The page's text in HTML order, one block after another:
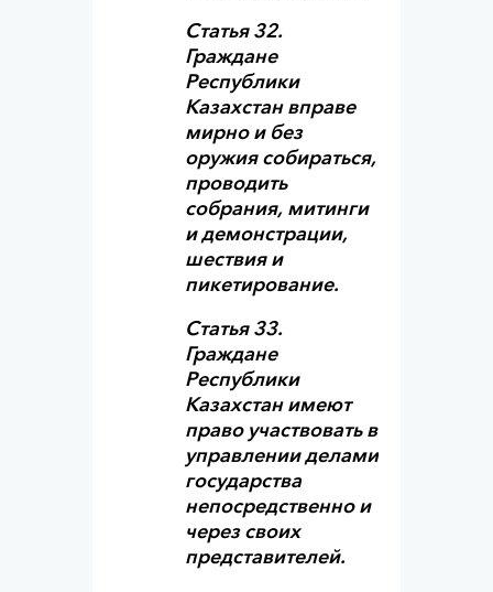
Статья 32.
Граждане
Республики
Казахстан вправе
мирно и без
оружия собираться,
проводить
собрания, митинги
и демонстрации,
шествия и
пикетирование.
Статья 33.
Граждане
Республики
Казахстан имеют
право участвовать в
управлении делами
государства
непосредственно и
через своих
представителей.